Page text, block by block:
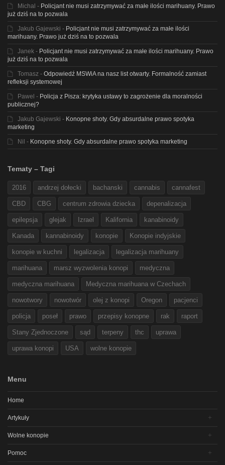
Michal - Policjant nie musi zatrzymywać za małe ilości marihuany. Prawo
już dziś na to pozwala
Jakub Gajewski - Policjant nie musi zatrzymywać za małe ilości
marihuany. Prawo już dziś na to pozwala
Janek - Policjant nie musi zatrzymywać za małe ilości marihuany. Prawo
już dziś na to pozwala
Tomasz - Odpowiedź MSWiA na nasz list otwarty. Formalność zamiast
refleksji systemowej
Pawel - Policja z Pisza: krytyka ustawy to zagrożenie dla moralności
publicznej?
Jakub Gajewski - Konopne shoty. Gdy absurdalne prawo spotyka
marketing
Nil - Konopne shoty. Gdy absurdalne prawo spotyka marketing
Tematy – Tagi
2016 andrzej dołecki bachanski cannabis cannafest
CBD CBG centrum zdrowia dziecka depenalizacja
epilepsja glejak Izrael Kalifornia kanabinoidy
Kanada kannabinoidy konopie Konopie indyjskie
konopie w kuchni legalizacja legalizacja marihuany
marihuana marsz wyzwolenia konopi medyczna
medyczna marihuana Medyczna marihuana w Czechach
nowotwory nowotwór olej z konopi Oregon pacjenci
policja poseł prawo przepisy konopne rak raport
Stany Zjednoczone sąd terpeny thc uprawa
uprawa konopi USA wolne konopie
Menu
Home
Artykuły
Wolne konopie
Pomoc